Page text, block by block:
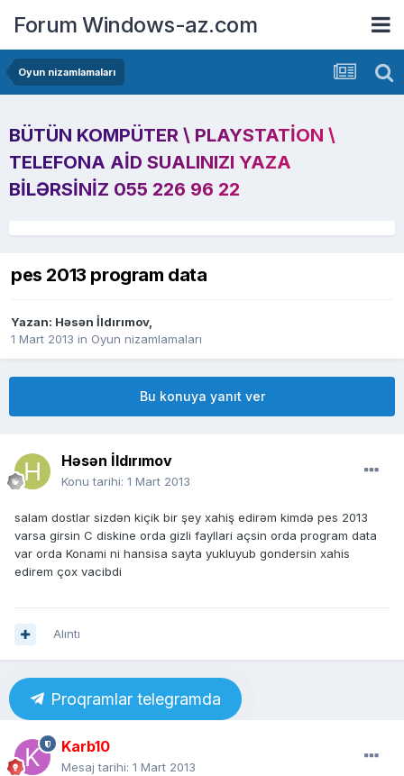
Forum Windows-az.com
Oyun nizamlamaları
BÜTÜN KOMPÜTER \ PLAYSTATION \
TELEFONA AID SUALINIZI YAZA
BILƏRSINIZ 055 226 96 22
pes 2013 program data
Yazan: Həsən İldırımov,
1 Mart 2013 in Oyun nizamlamaları
Bu konuya yanıt ver
Həsən İldırımov
Konu tarihi: 1 Mart 2013
salam dostlar sizdən kiçik bir şey xahiş edirəm kimdə pes 2013
varsa girsin C diskine orda gizli fayllari açsin orda program data
var orda Konami ni hansisa sayta yukluyub gondersin xahis
edirem çox vacibdi
Alıntı
Proqramlar telegramda
Karb10
Mesaj tarihi: 1 Mart 2013